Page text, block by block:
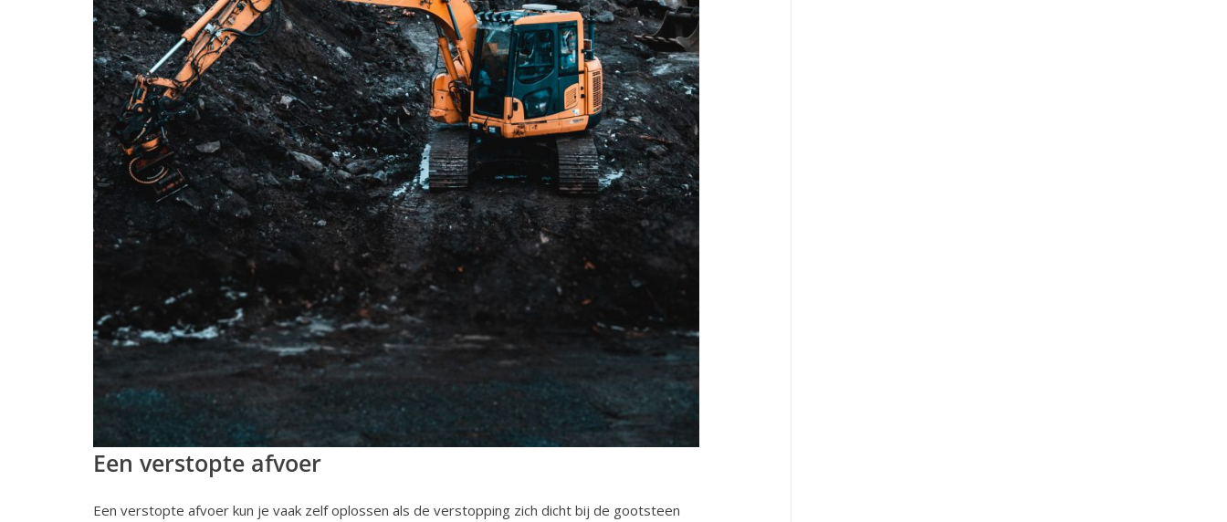
Een verstopte afvoer
Een verstopte afvoer kun je vaak zelf oplossen als de verstopping zich dicht bij de gootsteen